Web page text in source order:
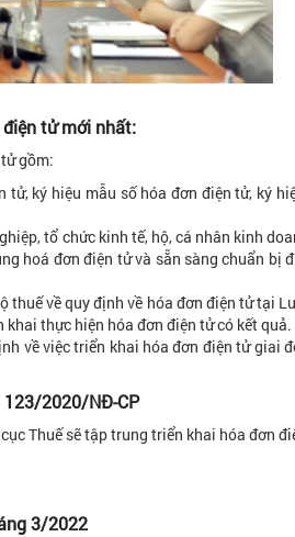
tử mới nhất:
gồm:
ký hiệu mẫu số hóa đơn điện tử, ký
tổ chức kinh tế, hộ, cá nhân kinh
hoá đơn điện tử và sẵn sàng chuẩn bị
thuế về quy định về hóa đơn điện tử tại
thực hiện hóa đơn điện tử có kết quả.
về việc triển khai hóa đơn điện tử giai
123/2020/NĐ-CP
Thuế sẽ tập trung triển khai hóa đơn
3/2022